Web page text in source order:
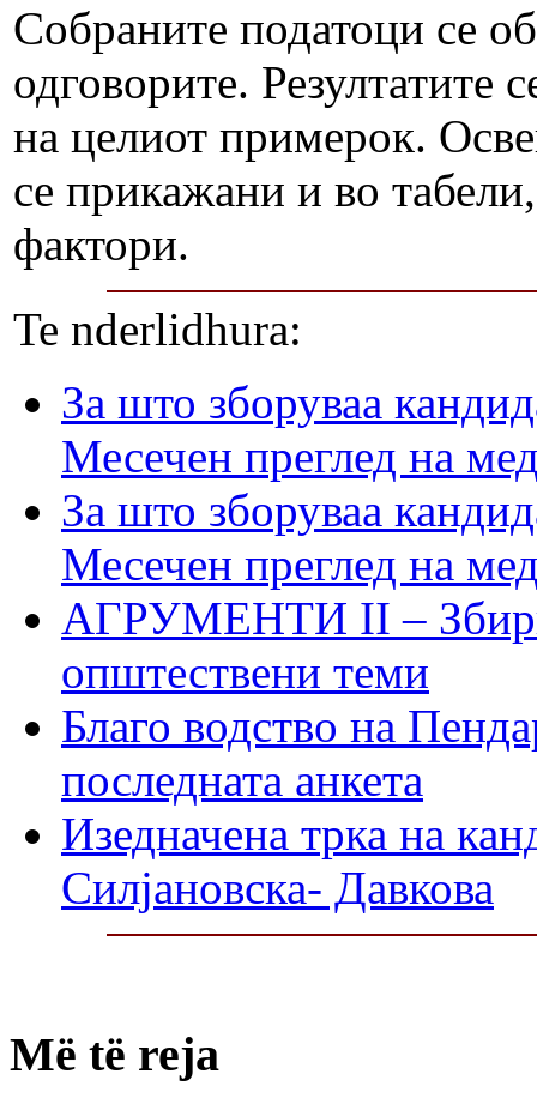
Собраните податоци се
одговорите.
на целиот примерок.
се прикажани и во
фактори.
Te nderlidhura:
За што зборуваа
Месечен преглед на
За што зборуваа
Месечен преглед на
АГРУМЕНТИ II –
општествени теми
Благо водство на
последната анкета
Изедначена трка на
Силјановска- Давкова
Më të reja